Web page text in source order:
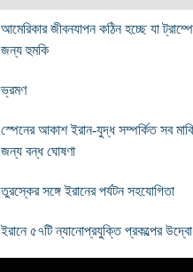
আমেরিকার জীবনযাপন কঠিন হচ্ছে যা
জন্য হুমকি
ভ্রমণ
স্পেনের আকাশ ইরান-যুদ্ধ সম্পর্কিত সব
জন্য বন্ধ ঘোষণা
তুরস্কের সঙ্গে ইরানের পর্যটন সহযোগিতা
ইরানে ৫৭টি ন্যানোপ্রযুক্তি প্রকল্পের